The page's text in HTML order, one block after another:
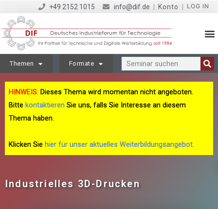
+49 2152 1015 info@dif.de Konto LOG IN
Themen Formate
HINWEIS: Dieses Thema wird momentan nicht angeboten.
Bitte kontaktieren Sie uns, falls Sie Interesse an diesem
Thema haben.
Klicken Sie hier für unser aktuelles Weiterbildungsangebot.
Industrielles 3D-Drucken